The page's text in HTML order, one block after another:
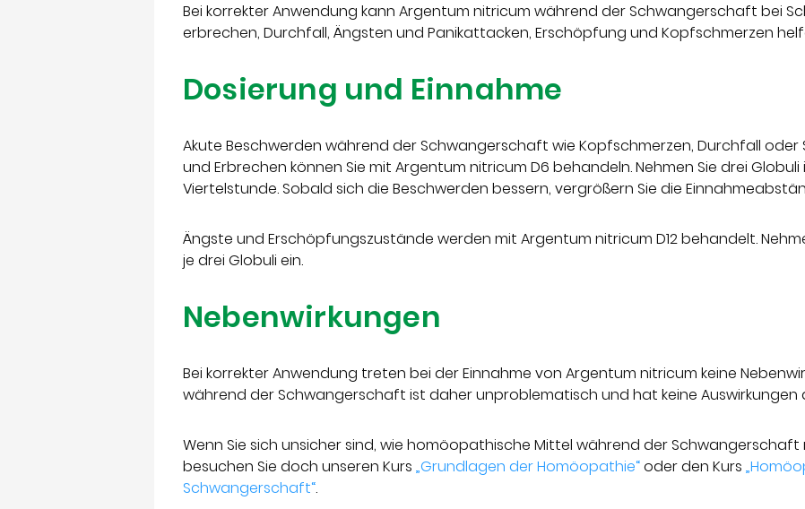
Bei korrekter Anwendung kann Argentum nitricum während der Schwangerschaft bei
erbrechen, Durchfall, Ängsten und Panikattacken, Erschöpfung und Kopfschmerzen
Dosierung und Einnahme
Akute Beschwerden während der Schwangerschaft wie Kopfschmerzen, Durchfall
und Erbrechen können Sie mit Argentum nitricum D6 behandeln. Nehmen Sie drei
Viertelstunde. Sobald sich die Beschwerden bessern, vergrößern Sie die
Ängste und Erschöpfungszustände werden mit Argentum nitricum D12 behandelt.
je drei Globuli ein.
Nebenwirkungen
Bei korrekter Anwendung treten bei der Einnahme von Argentum nitricum keine
während der Schwangerschaft ist daher unproblematisch und hat keine Auswirkungen
Wenn Sie sich unsicher sind, wie homöopathische Mittel während der
besuchen Sie doch unseren Kurs „Grundlagen der Homöopathie“oder den Kurs
Schwangerschaft“.